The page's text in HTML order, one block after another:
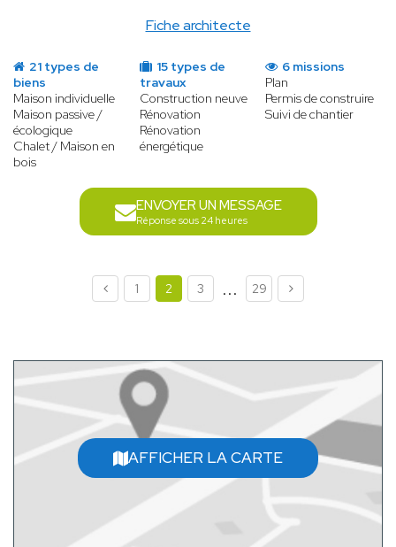
Fiche architecte
21 types de
biens
Maison individuelle
Maison passive /
écologique
Chalet / Maison en
bois
15 types de
travaux
Construction neuve
Rénovation
Rénovation
énergétique
6 missions
Plan
Permis de construire
Suivi de chantier
ENVOYER UN MESSAGE
Réponse sous 24 heures
1 2 3 ... 29
AFFICHER LA CARTE